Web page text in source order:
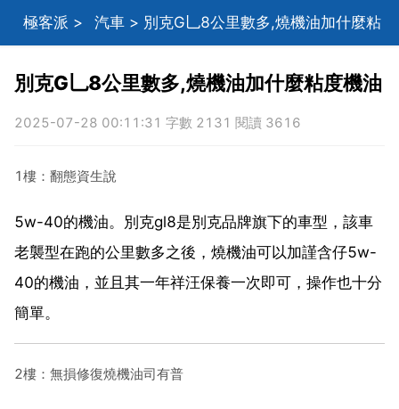
極客派 > 汽車 > 別克G乚8公里數多,燒機油加什麼粘
別克G乚8公里數多,燒機油加什麼粘度機油
2025-07-28 00:11:31 字數 2131 閱讀 3616
1樓：翻態資生說
5w-40的機油。別克gl8是別克品牌旗下的車型，該車
老襲型在跑的公里數多之後，燒機油可以加謹含仔5w-
40的機油，並且其一年祥汪保養一次即可，操作也十分
簡單。
2樓：無損修復燒機油司有普